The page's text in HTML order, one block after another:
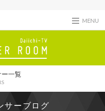
MENU
一覧
サーブログ